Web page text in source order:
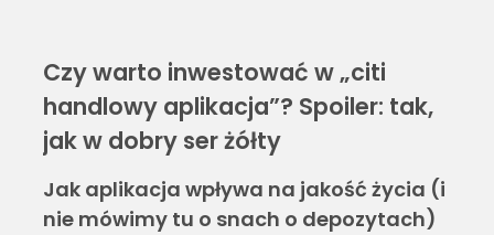
Czy warto inwestować w „citi
handlowy aplikacja”? Spoiler: tak,
jak w dobry ser żółty
Jak aplikacja wpływa na jakość życia (i
nie mówimy tu o snach o depozytach)